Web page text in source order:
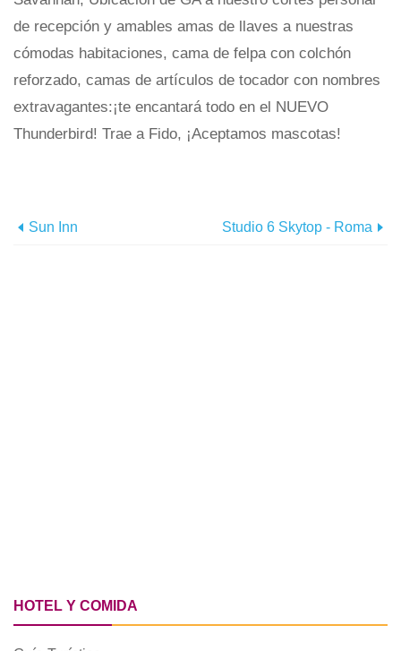
de recepción y amables amas de llaves a nuestras
cómodas habitaciones, cama de felpa con colchón
reforzado, camas de artículos de tocador con nombres
extravagantes:¡te encantará todo en el NUEVO
Thunderbird! Trae a Fido, ¡Aceptamos mascotas!
Sun Inn Studio 6 Skytop - Roma
HOTEL Y COMIDA